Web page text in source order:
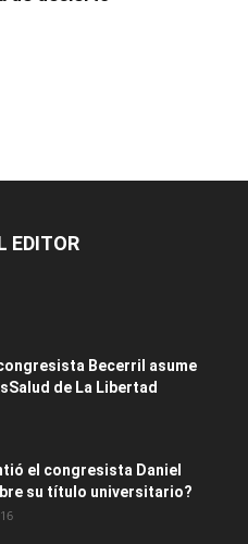
EDITOR
Becerril asume
de La Libertad
el congresista Daniel
su título universitario?